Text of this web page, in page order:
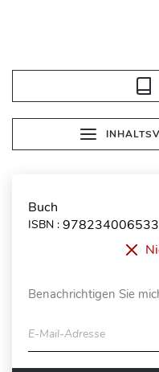
Buch
ISBN :
Benachrichtigen Sie
E-Mail-Adresse